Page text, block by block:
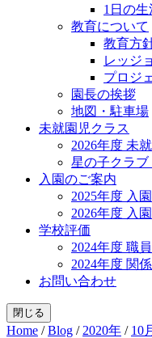
1日の生
教育について
教育方
レッジ
プロジ
園長の挨拶
地図・駐車場
未就園児クラス
2026年度 未
星の子クラ
入園のご案内
2025年度 入
2026年度 入
学校評価
2024年度 職
2024年度 関
お問い合わせ
閉じる
Home /Blog / 2020年 / 10